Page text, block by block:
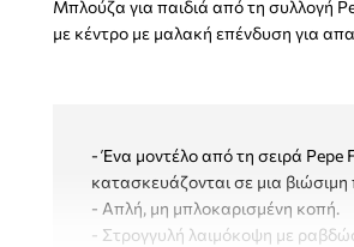
Μπλούζα για παιδιά από τη συλλογή
με κέντρο με μαλακή επένδυση για
- Ένα μοντέλο από τη σειρά Pepe
κατασκευάζονται σε μια
- Απλή, μη μπλοκαρισμένη κοπή.
- Στρογγυλή λαιμόκοψη με